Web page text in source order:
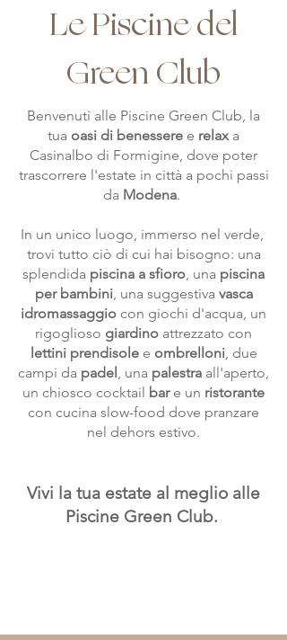
Le Piscine del
Green Club
Benvenuti alle Piscine Green Club, la
tua oasi di benessere e relax a
Casinalbo di Formigine, dove poter
trascorrere l'estate in città a pochi passi
da Modena.
In un unico luogo, immerso nel verde,
trovi tutto ciò di cui hai bisogno: una
splendida piscina a sfioro, una piscina
per bambini, una suggestiva vasca
idromassaggio con giochi d'acqua, un
rigoglioso giardino attrezzato con
lettini prendisolee ombrelloni, due
campi da padel, una palestra all'aperto,
un chiosco cocktail bar e un ristorante
con cucina slow-food dove pranzare
nel dehors estivo.
Vivi la tua estate al meglio alle
Piscine Green Club.